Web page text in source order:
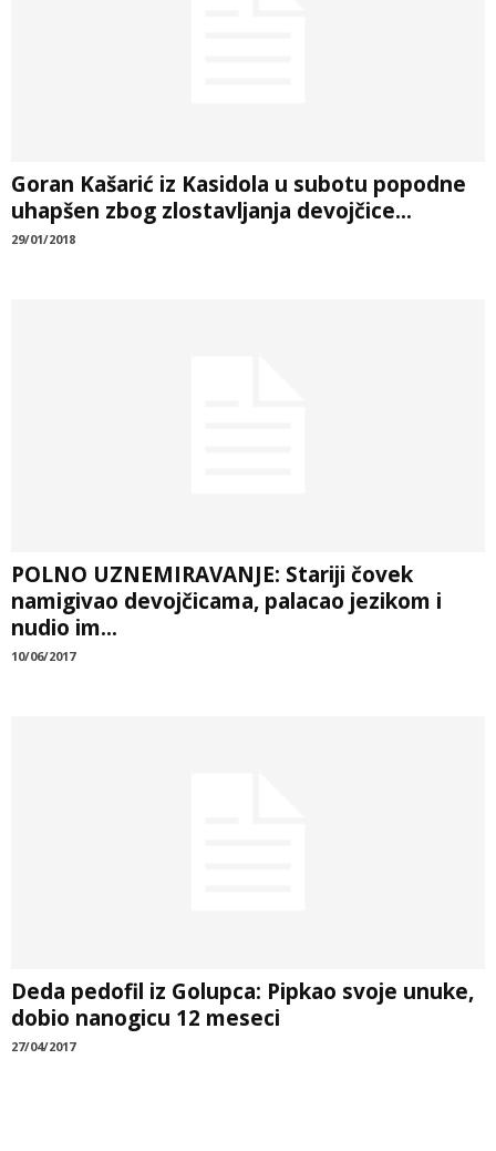
Goran Kašarić iz Kasidola u subotu popodne
uhapšen zbog zlostavljanja devojčice...
29/01/2018
POLNO UZNEMIRAVANJE: Stariji čovek
namigivao devojčicama, palacao jezikom i
nudio im...
10/06/2017
Deda pedofil iz Golupca: Pipkao svoje unuke,
dobio nanogicu 12 meseci
27/04/2017